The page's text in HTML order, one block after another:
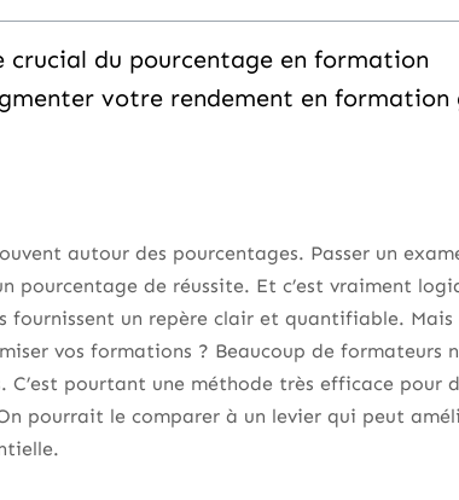
crucial du pourcentage en formation
votre rendement en formation
autour des pourcentages. Passer un
pourcentage de réussite. Et c’est vraiment
fournissent un repère clair et quantifiable.
vos formations ? Beaucoup de formateurs
C’est pourtant une méthode très efficace pour
pourrait le comparer à un levier qui peut